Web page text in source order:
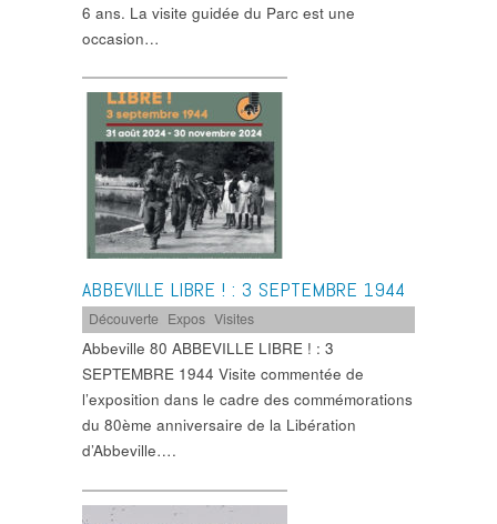
6 ans. La visite guidée du Parc est une
occasion…
ABBEVILLE LIBRE ! : 3 SEPTEMBRE 1944
Découverte Expos ,Visites
Abbeville 80 ABBEVILLE LIBRE ! : 3
SEPTEMBRE 1944 Visite commentée de
l’exposition dans le cadre des commémorations
du 80ème anniversaire de la Libération
d’Abbeville….